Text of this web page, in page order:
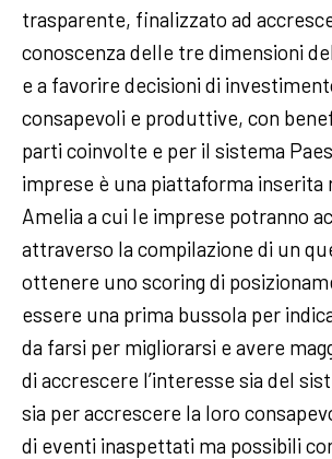
trasparente, finalizzato ad
conoscenza delle tre dimensioni
e a favorire decisioni di
consapevoli e produttive, con
parti coinvolte e per il sistema
imprese è una piattaforma inserita
Amelia a cui le imprese potranno
attraverso la compilazione di un
ottenere uno scoring di
essere una prima bussola per
da farsi per migliorarsi e avere
di accrescere l’interesse sia del
sia per accrescere la loro
di eventi inaspettati ma possibili